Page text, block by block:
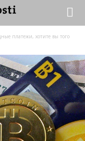
платежи, хотите вы того